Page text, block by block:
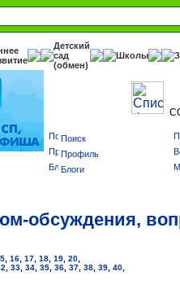
Детский
сад
(обмен)
Школы
Поиск
Профиль
Блоги
обсуждения,
16 17 18 19 20
33 34 35 36 37 38 39 40